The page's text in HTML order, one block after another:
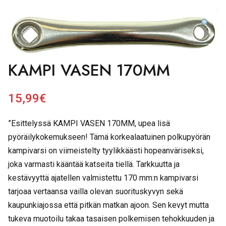
KAMPI VASEN 170MM
15,99€
”Esittelyssä KAMPI VASEN 170MM, upea lisä
pyöräilykokemukseen! Tämä korkealaatuinen polkupyörän
kampivarsi on viimeistelty tyylikkäästi hopeanväriseksi,
joka varmasti kääntää katseita tiellä. Tarkkuutta ja
kestävyyttä ajatellen valmistettu 170 mm:n kampivarsi
tarjoaa vertaansa vailla olevan suorituskyvyn sekä
kaupunkiajossa että pitkän matkan ajoon. Sen kevyt mutta
tukeva muotoilu takaa tasaisen polkemisen tehokkuuden ja